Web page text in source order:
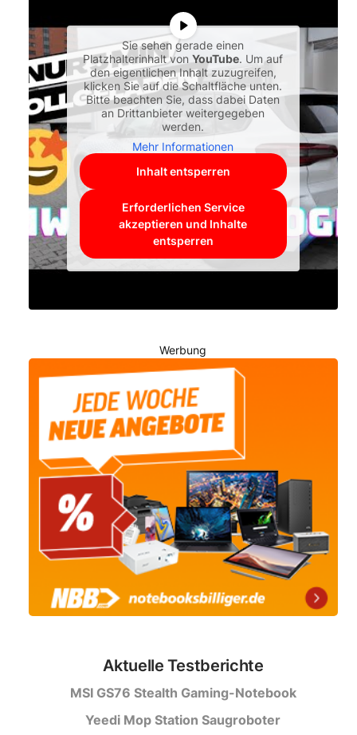
Sie sehen gerade einen
Platzhalterinhalt vonYouTube. Um auf
den eigentlichen Inhalt zuzugreifen,
klicken Sie auf die Schaltfläche unten.
Bitte beachten Sie, dass dabei Daten
an Drittanbieter weitergegeben
werden.
Mehr Informationen
Inhalt entsperren
Erforderlichen Service
akzeptieren und Inhalte
entsperren
Werbung
Aktuelle Testberichte
MSI GS76 Stealth Gaming-Notebook
Yeedi Mop Station Saugroboter